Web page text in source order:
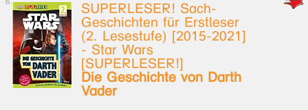
SUPERLESER! Sach-
Geschichten für Erstleser
(2. Lesestufe) [2015-2021]
- Star Wars
[SUPERLESER!]
Die Geschichte von Darth
Vader